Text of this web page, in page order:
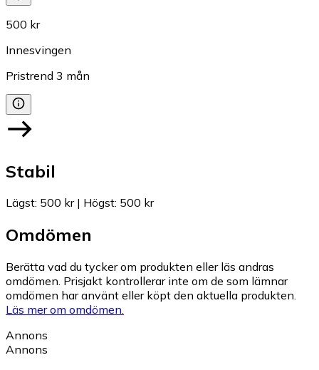
500 kr
Innesvingen
Pristrend 3 mån
Stabil
Lägst: 500 kr| Högst: 500 kr
Omdömen
Berätta vad du tycker om produkten eller läs andras
omdömen. Prisjakt kontrollerar inte om de som lämnar
omdömen har använt eller köpt den aktuella produkten.
Läs mer om omdömen.
Annons
Annons